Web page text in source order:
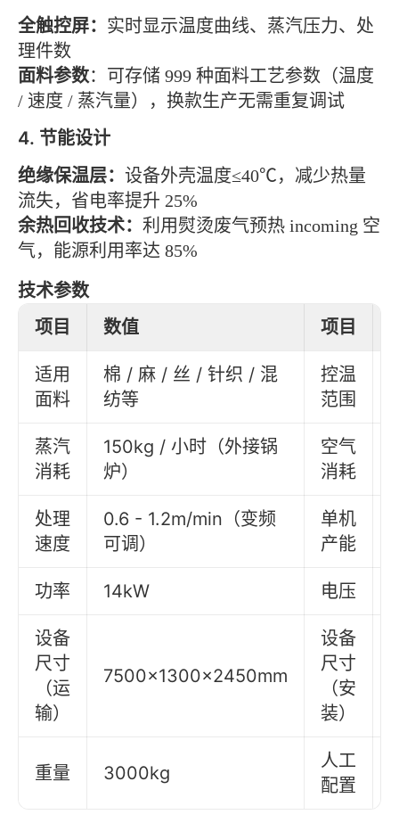
全触控屏： 实时显示温度曲线、蒸汽压力、处
理件数
面料参数：可存储 999 种面料工艺参数（温度
/ 速度 / 蒸汽量），换款生产无需重复调试
4. 节能设计
绝缘保温层： 设备外壳温度≤40℃，减少热量
流失，省电率提升 25%
余热回收技术： 利用熨烫废气预热 incoming 空
气，能源利用率达 85%
技术参数
项目
数值 项目
适用
面料
棉 / 麻 / 丝 / 针织 / 混
纺等
控温
范围
蒸汽
消耗
150kg / 小时（外接锅
炉）
空气
消耗
处理
速度
0.6 - 1.2m/min（变频
可调）
单机
产能
功率 14kW 电压
设备
尺寸
（运
输）
7500×1300×2450mm
设备
尺寸
（安
装）
重量 3000kg
人工
配置